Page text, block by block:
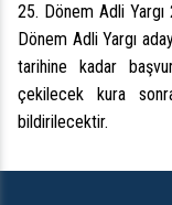
25. Dönem Adli
Dönem Adli Yargı
tarihine kadar
çekilecek kura
bildirilecektir.